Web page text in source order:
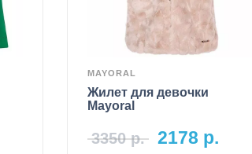
MAYORAL
Жилет для девочки
Mayoral
3350р. 2178 р.